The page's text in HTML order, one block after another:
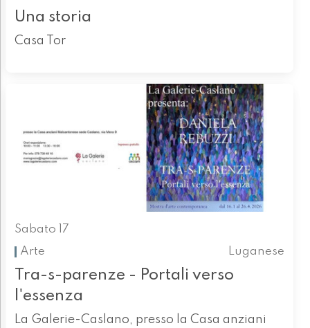
Una storia
Casa Tor
Sabato 17
Arte
Luganese
Tra-s-parenze - Portali verso
l'essenza
La Galerie-Caslano, presso la Casa anziani